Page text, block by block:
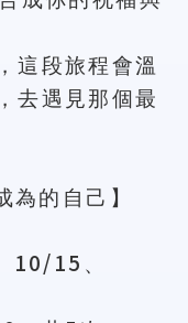
這段旅程會溫
去遇見那個最
為的自己】
10/15 、